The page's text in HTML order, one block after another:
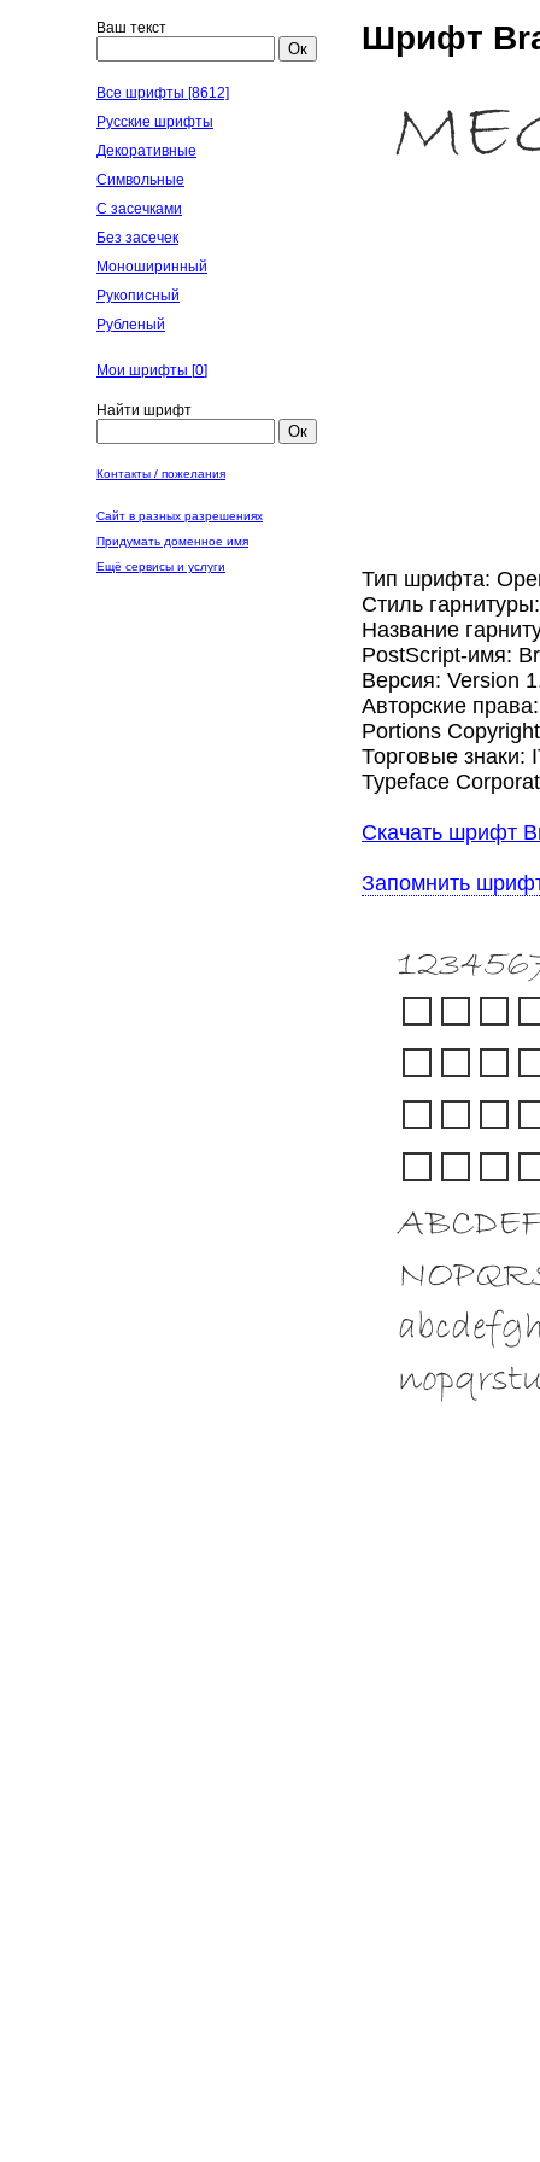
Ваш текст
Ок
Все шрифты [8612]
Русские шрифты
Декоративные
Символьные
С засечками
Без засечек
Моноширинный
Рукописный
Рубленый
Мои шрифты [0]
Найти шрифт
Ок
Контакты / пожелания
Сайт в разных разрешениях
Придумать доменное имя
Ещё сервисы и услуги
Шрифт
Тип шрифта:
Стиль
Название
PostScript-имя:
Версия: Version
Авторские
Portions
Торговые знаки:
Typeface
Скачать шрифт
Запомнить